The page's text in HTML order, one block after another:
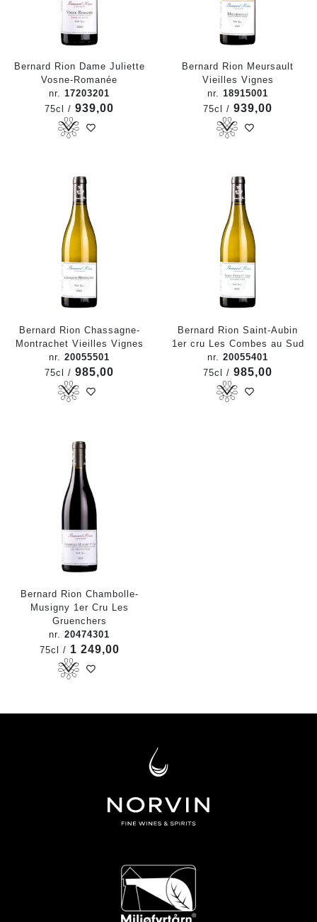
Bernard Rion Dame Juliette
Vosne-Romanée
nr. 17203201
75cl / 939,00
Bernard Rion Meursault
Vieilles Vignes
nr. 18915001
75cl / 939,00
Bernard Rion Chassagne-
Montrachet Vieilles Vignes
nr. 20055501
75cl / 985,00
Bernard Rion Saint-Aubin
1er cru Les Combes au Sud
nr. 20055401
75cl / 985,00
Bernard Rion Chambolle-
Musigny 1er Cru Les
Gruenchers
nr. 20474301
75cl / 1 249,00